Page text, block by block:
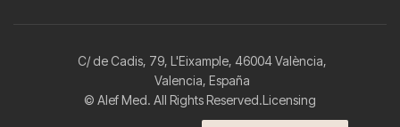
C/ de Cadis, 79, L'Eixample, 46004 València,
Valencia, España
© Alef Med. All Rights Reserved.Licensing